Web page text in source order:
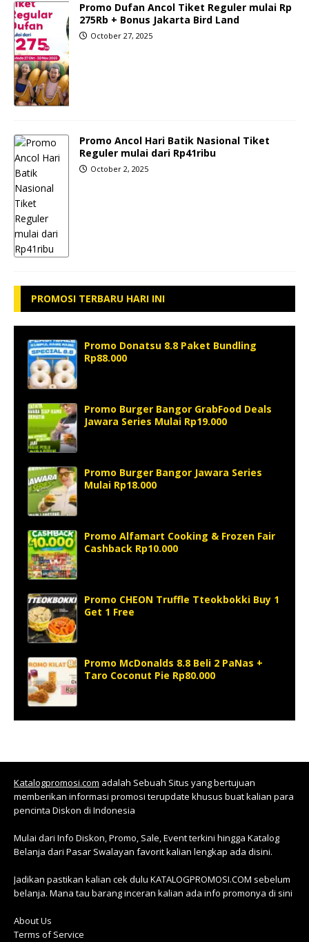
Promo Dufan Ancol Tiket Reguler mulai Rp
275Rb + Bonus Jakarta Bird Land
October 27, 2025
Promo Ancol Hari Batik Nasional Tiket
Reguler mulai dari Rp41ribu
October 2, 2025
PROMOSI TERBARU HARI INI
Promo Donatsu 8.8 Paket Bundling
Rp88.000
Promo Burger Bangor GrabFood Deals
Jawara Series Mulai Rp19.000
Promo Burger Bangor Jawara Series
Mulai Rp18.000
Promo Alfamart Cooking & Frozen Fair
Cashback Rp10.000
Promo CHEON Truffle Tteokbokki Buy 1
Get 1 Free
Promo McDonalds 8.8 Beli 2 PaNas +
Taro Coconut Pie Rp80.000
Katalogpromosi.com adalah Sebuah Situs yang bertujuan
memberikan informasi promosi terupdate khusus buat kalian para
pencinta Diskon di Indonesia
Mulai dari Info Diskon, Promo, Sale, Event terkini hingga Katalog
Belanja dari Pasar Swalayan favorit kalian lengkap ada disini.
Jadikan pastikan kalian cek dulu KATALOGPROMOSI.COM sebelum
belanja. Mana tau barang inceran kalian ada info promonya di sini
About Us
Terms of Service